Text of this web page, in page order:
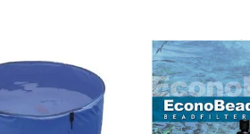
de
prix :
84,00 €
produit
a
plusieurs